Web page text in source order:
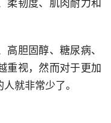
柔韧度、肌肉耐力和
胆固醇、糖尿病、
重视，然而对于更加
就非常少了。